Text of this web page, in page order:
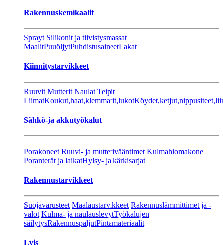
Rakennuskemikaalit
Sprayt Silikonit ja tiivistysmassat
MaalitPuuöljytPuhdistusaineetLakat
Kiinnitystarvikkeet
Ruuvit Mutterit Naulat Teipit
LiimatKoukut,haat,klemmarit,lukot
Sähkö-ja akkutyökalut
Porakoneet Ruuvi- ja mutterivääntimet Kulmahiomakone
Poranterät ja laikatHylsy- ja kärkisarjat
Rakennustarvikkeet
Suojavarusteet Maalaustarvikkeet Rakennuslämmittimet ja -
valot Kulma- ja naulauslevytTyökalujen
säilytysRakennuspaljutPintamateriaalit
Lvis